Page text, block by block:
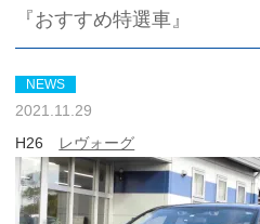
『おすすめ特選車』
NEWS
2021.11.29
H26
レヴォーグ